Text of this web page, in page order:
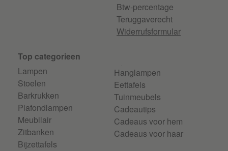
Btw-percentage
Teruggaverecht
Widerrufsformular
Top categorieen
Lampen
Stoelen
Barkrukken
Plafondlampen
Meubilair
Zitbanken
Bijzettafels
Hanglampen
Eettafels
Tuinmeubels
Cadeautips
Cadeaus voor hem
Cadeaus voor haar